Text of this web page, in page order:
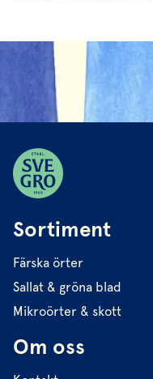
Sortiment
Färska örter
Sallat & gröna blad
Mikroörter & skott
Om oss